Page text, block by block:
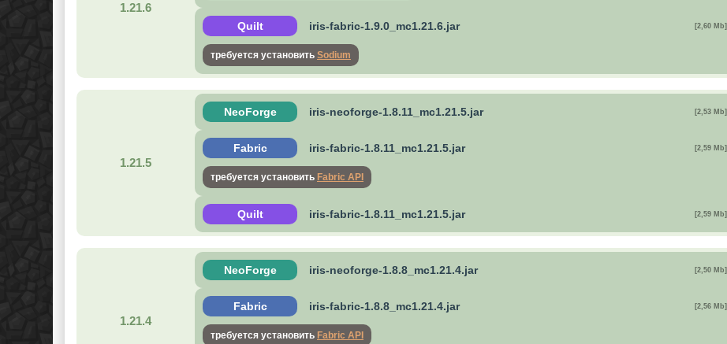
1.21.6
Quilt iris-fabric-1.9.0_mc1.21.6.jar [2,60 Mb]
требуется установить Sodium
1.21.5
NeoForge iris-neoforge-1.8.11_mc1.21.5.jar [2,53 Mb]
Fabric iris-fabric-1.8.11_mc1.21.5.jar [2,59 Mb]
требуется установить Fabric API
Quilt iris-fabric-1.8.11_mc1.21.5.jar [2,59 Mb]
1.21.4
NeoForge iris-neoforge-1.8.8_mc1.21.4.jar [2,50 Mb]
Fabric iris-fabric-1.8.8_mc1.21.4.jar [2,56 Mb]
требуется установить Fabric API